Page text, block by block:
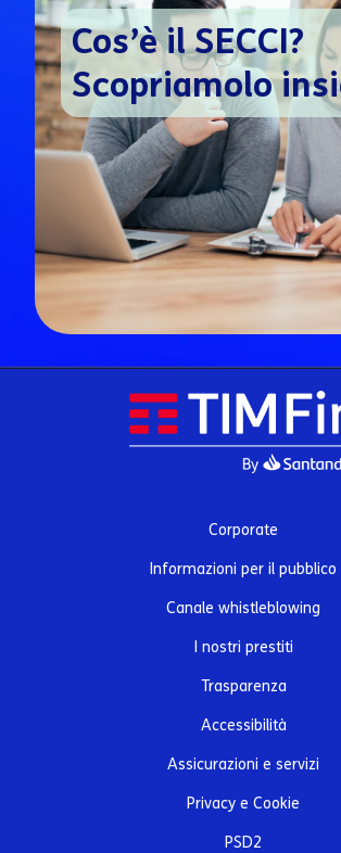
Cos’è il SECCI?
Scopriamolo
Corporate
Informazioni per il pubblico
Canale whistleblowing
I nostri prestiti
Trasparenza
Accessibilità
Assicurazioni e servizi
Privacy e Cookie
PSD2